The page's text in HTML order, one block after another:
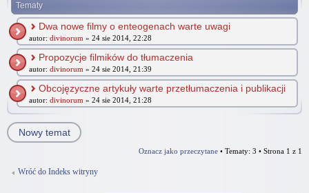
Tematy
Dwa nowe filmy o enteogenach warte uwagi
autor: divinorum » 24 sie 2014, 22:28
Propozycje filmików do tłumaczenia
autor: divinorum » 24 sie 2014, 21:39
Obcojęzyczne artykuły warte przetłumaczenia i publikacji
autor: divinorum » 24 sie 2014, 21:28
Nowy temat
Oznacz jako przeczytane • Tematy: 3 • Strona 1 z 1
Wróć do Indeks witryny